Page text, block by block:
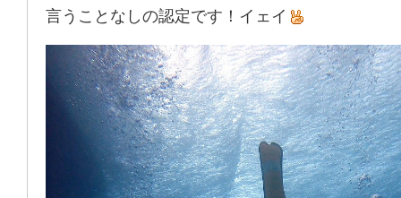
言うことなしの認定です！イェイ